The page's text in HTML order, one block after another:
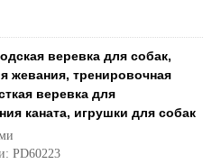
веревка для собак,
жевания, тренировочная
веревка для
каната, игрушки для собак
PD60223